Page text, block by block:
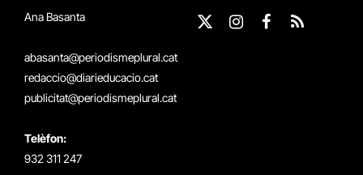
Ana Basanta
abasanta@periodismeplural.cat
redaccio@diarieducacio.cat
publicitat@periodismeplural.cat
Telèfon:
932 311 247
X
Instagram
Facebook
RSS